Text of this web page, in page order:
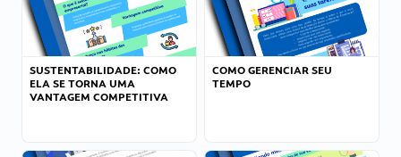
SUSTENTABILIDADE: COMO
ELA SE TORNA UMA
VANTAGEM COMPETITIVA
COMO GERENCIAR SEU
TEMPO